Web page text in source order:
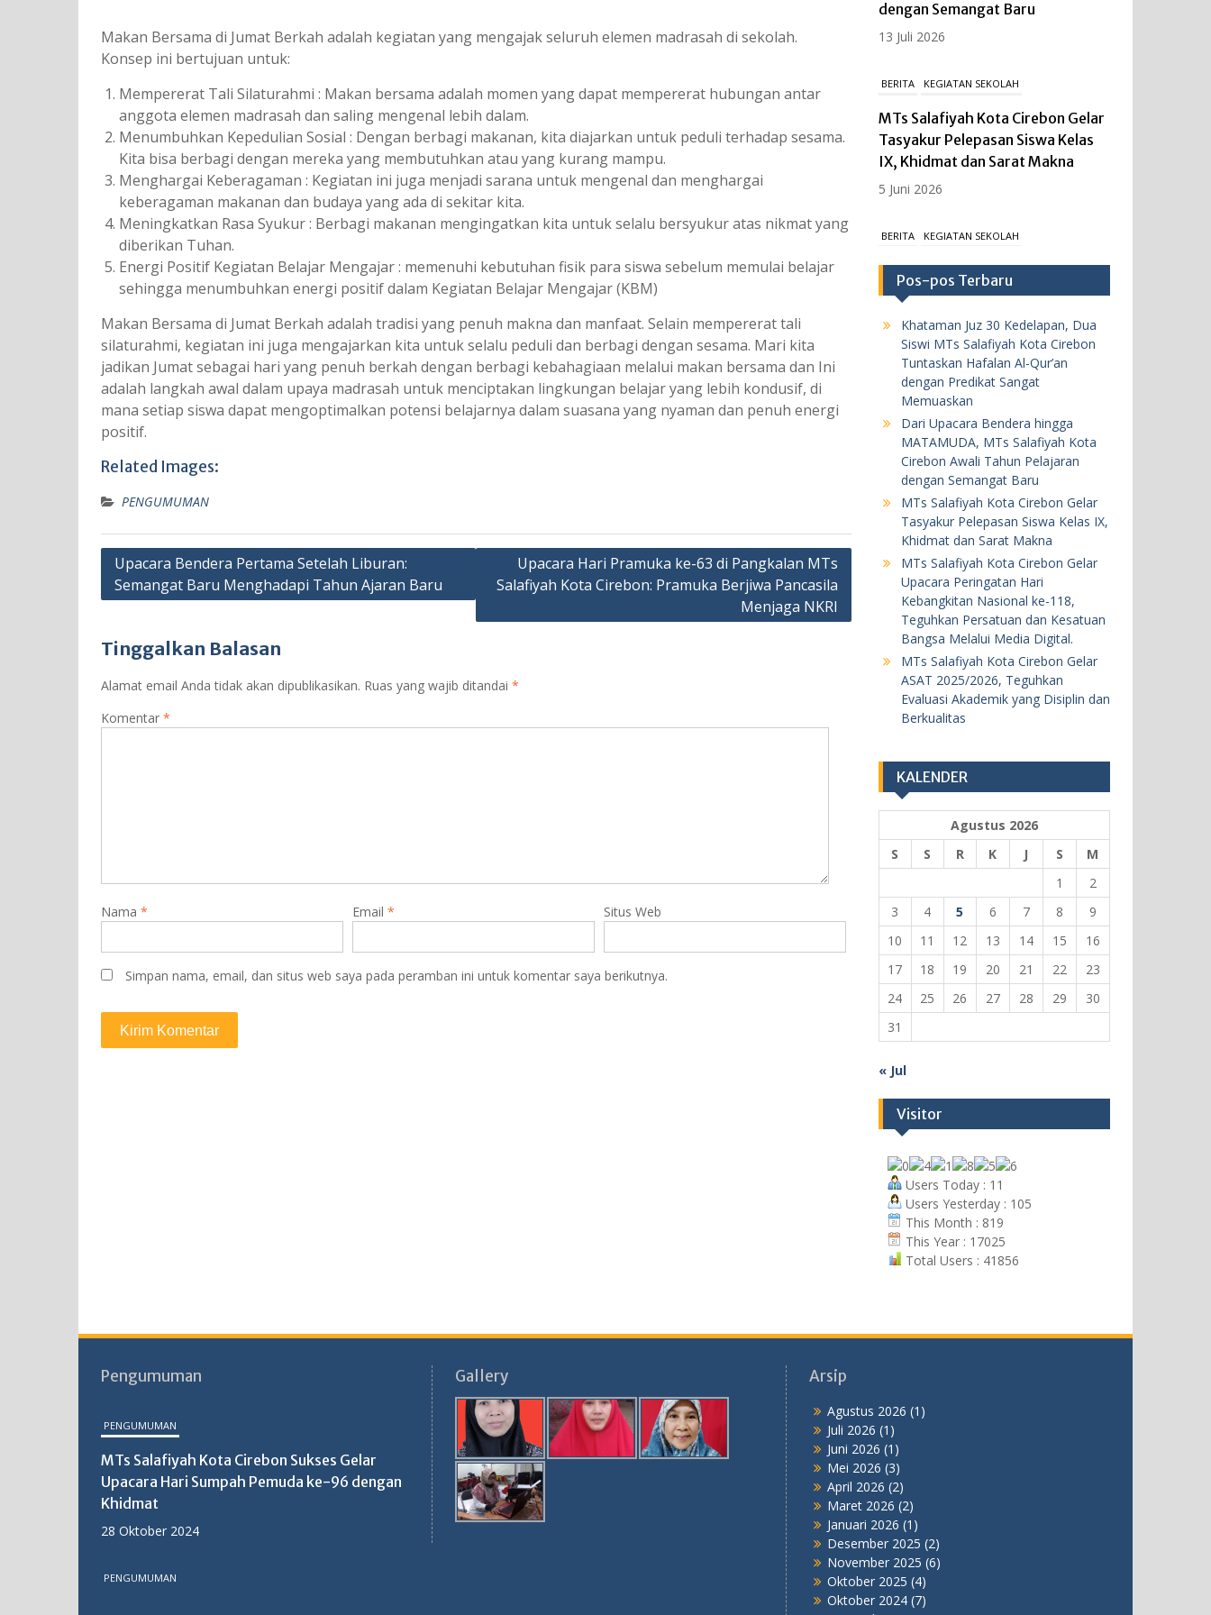
Makan Bersama di Jumat Berkah adalah kegiatan yang mengajak seluruh elemen madrasah di sekolah.
Konsep ini bertujuan untuk:
Mempererat Tali Silaturahmi : Makan bersama adalah momen yang dapat mempererat hubungan antar
anggota elemen madrasah dan saling mengenal lebih dalam.
Menumbuhkan Kepedulian Sosial : Dengan berbagi makanan, kita diajarkan untuk peduli terhadap sesama.
Kita bisa berbagi dengan mereka yang membutuhkan atau yang kurang mampu.
Menghargai Keberagaman : Kegiatan ini juga menjadi sarana untuk mengenal dan menghargai
keberagaman makanan dan budaya yang ada di sekitar kita.
Meningkatkan Rasa Syukur : Berbagi makanan mengingatkan kita untuk selalu bersyukur atas nikmat yang
diberikan Tuhan.
Energi Positif Kegiatan Belajar Mengajar : memenuhi kebutuhan fisik para siswa sebelum memulai belajar
sehingga menumbuhkan energi positif dalam Kegiatan Belajar Mengajar (KBM)
Makan Bersama di Jumat Berkah adalah tradisi yang penuh makna dan manfaat. Selain mempererat tali
silaturahmi, kegiatan ini juga mengajarkan kita untuk selalu peduli dan berbagi dengan sesama. Mari kita
jadikan Jumat sebagai hari yang penuh berkah dengan berbagi kebahagiaan melalui makan bersama dan Ini
adalah langkah awal dalam upaya madrasah untuk menciptakan lingkungan belajar yang lebih kondusif, di
mana setiap siswa dapat mengoptimalkan potensi belajarnya dalam suasana yang nyaman dan penuh energi
positif.
Related Images:
PENGUMUMAN
Navigasi
pos
Upacara Bendera Pertama Setelah Liburan:
Semangat Baru Menghadapi Tahun Ajaran Baru
Upacara Hari Pramuka ke-63 di Pangkalan MTs
Salafiyah Kota Cirebon: Pramuka Berjiwa Pancasila
Menjaga NKRI
Tinggalkan Balasan
Alamat email Anda tidak akan dipublikasikan. Ruas yang wajib ditandai *
Komentar *
Nama * Email* Situs Web
Simpan nama, email, dan situs web saya pada peramban ini untuk komentar saya berikutnya.
dengan Semangat Baru
13 Juli 2026
BERITA KEGIATAN SEKOLAH
MTs Salafiyah Kota Cirebon Gelar
Tasyakur Pelepasan Siswa Kelas
IX, Khidmat dan Sarat Makna
5 Juni 2026
BERITA KEGIATAN SEKOLAH
MTs Salafiyah Kota Cirebon Gelar
Upacara Peringatan Hari
Teguhkan Persatuan dan
Kesatuan Bangsa Melalui Media
Digital.
20 Mei 2026
KEGIATAN SEKOLAH
MTs Salafiyah Kota Cirebon Gelar
ASAT 2025/2026, Teguhkan
Evaluasi Akademik yang Disiplin
18 Mei 2026
BERITA KEGIATAN SEKOLAH
Khataman Juz 30 Kedelapan, Dua
Siswi MTs Salafiyah Kota Cirebon
Tuntaskan Hafalan Al-Qur’an
dengan Predikat Sangat
5 Agustus 2026
Pos-pos Terbaru
Khataman Juz 30 Kedelapan, Dua
Siswi MTs Salafiyah Kota Cirebon
Tuntaskan Hafalan Al-Qur’an
dengan Predikat Sangat
Memuaskan
Dari Upacara Bendera hingga
MATAMUDA, MTs Salafiyah Kota
Cirebon Awali Tahun Pelajaran
dengan Semangat Baru
MTs Salafiyah Kota Cirebon Gelar
Tasyakur Pelepasan Siswa Kelas IX,
Khidmat dan Sarat Makna
MTs Salafiyah Kota Cirebon Gelar
Upacara Peringatan Hari
Kebangkitan Nasional ke-118,
Teguhkan Persatuan dan Kesatuan
Bangsa Melalui Media Digital.
MTs Salafiyah Kota Cirebon Gelar
ASAT 2025/2026, Teguhkan
Evaluasi Akademik yang Disiplin dan
Berkualitas
KALENDER
Agustus 2026
S
S R K J S
M
1
2
3
4 5 6 7 8
9
10
11 12 13 14 15
16
17
18 19 20 21 22
23
24
25 26 27 28 29
30
31
« Jul
Visitor
Users Today : 11
Users Yesterday : 105
This Month : 819
This Year : 17025
Total Users : 41856
Pengumuman
PENGUMUMAN
MTs Salafiyah Kota Cirebon Sukses Gelar
Upacara Hari Sumpah Pemuda ke-96 dengan
Khidmat
28 Oktober 2024
PENGUMUMAN
Gallery Arsip
Agustus 2026 (1)
Juli 2026 (1)
Juni 2026 (1)
Mei 2026 (3)
April 2026 (2)
Maret 2026 (2)
Januari 2026 (1)
Desember 2025 (2)
November 2025 (6)
Oktober 2025 (4)
Oktober 2024(7)